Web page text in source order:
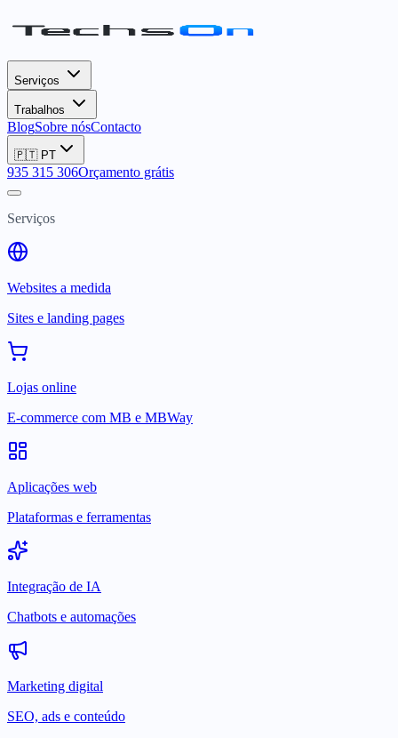
Serviços
Trabalhos
BlogSobre nósContacto
🇵🇹 PT
935 315 306Orçamento grátis
Serviços
Websites a medida
Sites e landing pages
Lojas online
E-commerce com MB e MBWay
Aplicações web
Plataformas e ferramentas
Integração de IA
Chatbots e automações
Marketing digital
SEO, ads e conteúdo